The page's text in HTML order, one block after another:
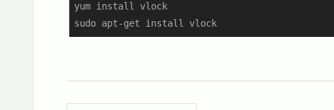
yum install vlock
sudo apt-get install vlock